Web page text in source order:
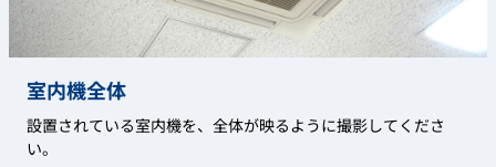
室内機全体
設置されている室内機を、全体が映るように撮影してくださ
い。